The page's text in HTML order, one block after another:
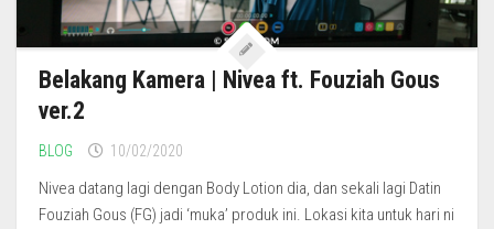
Belakang Kamera | Nivea ft. Fouziah Gous
ver.2
BLOG 10/02/2020
Nivea datang lagi dengan Body Lotion dia, dan sekali lagi Datin
Fouziah Gous (FG) jadi ‘muka’ produk ini. Lokasi kita untuk hari ni